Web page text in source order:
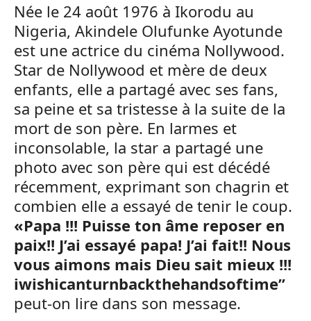
Née le 24 août 1976 à Ikorodu au
Nigeria, Akindele Olufunke Ayotunde
est une actrice du cinéma Nollywood.
Star de Nollywood et mère de deux
enfants, elle a partagé avec ses fans,
sa peine et sa tristesse à la suite de la
mort de son père. En larmes et
inconsolable, la star a partagé une
photo avec son père qui est décédé
récemment, exprimant son chagrin et
combien elle a essayé de tenir le coup.
«Papa !!! Puisse ton âme reposer en
paix!! J’ai essayé papa! J’ai fait!! Nous
vous aimons mais Dieu sait mieux !!!
iwishicanturnbackthehandsoftime”
peut-on lire dans son message.